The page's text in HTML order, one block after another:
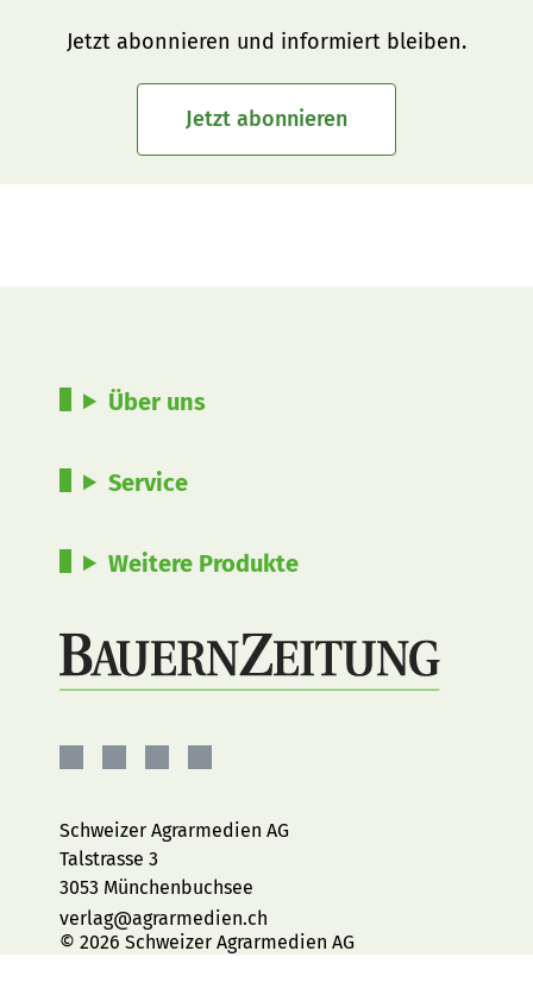
Jetzt abonnieren und informiert bleiben.
Jetzt abonnieren
Über uns
Service
Weitere Produkte
Facebook
InstagramYouTubeLinkedIn
Schweizer Agrarmedien AG
Talstrasse 3
3053 Münchenbuchsee
verlag@agrarmedien.ch
© 2026 Schweizer Agrarmedien AG